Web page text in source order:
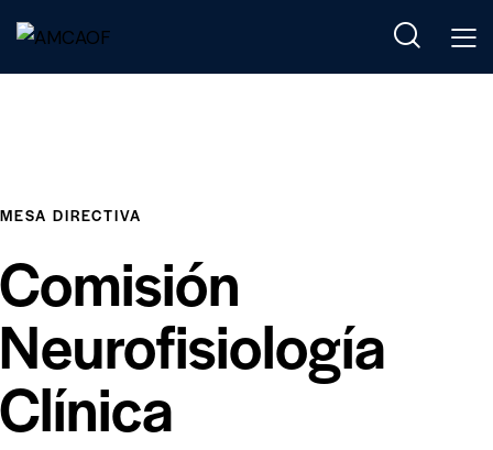
MESA DIRECTIVA
Comisión
Neurofisiología
Clínica